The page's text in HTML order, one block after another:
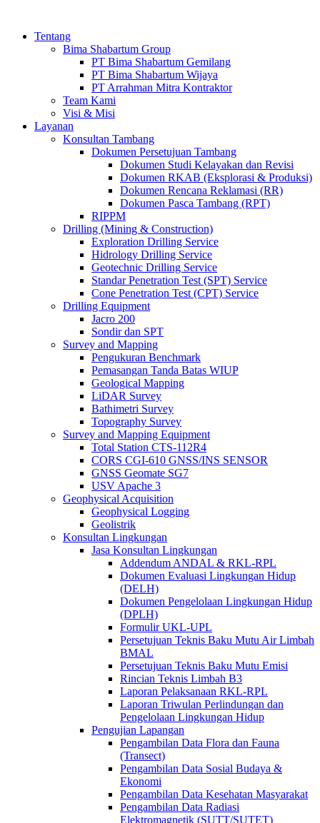
Tentang
Bima Shabartum Group
PT Bima Shabartum Gemilang
PT Bima Shabartum Wijaya
PT Arrahman Mitra Kontraktor
Team Kami
Visi & Misi
Layanan
Konsultan Tambang
Dokumen Persetujuan Tambang
Dokumen Studi Kelayakan dan Revisi
Dokumen RKAB (Eksplorasi & Produksi)
Dokumen Rencana Reklamasi (RR)
Dokumen Pasca Tambang (RPT)
RIPPM
Drilling (Mining & Construction)
Exploration Drilling Service
Hidrology Drilling Service
Geotechnic Drilling Service
Standar Penetration Test (SPT) Service
Cone Penetration Test (CPT) Service
Drilling Equipment
Jacro 200
Sondir dan SPT
Survey and Mapping
Pengukuran Benchmark
Pemasangan Tanda Batas WIUP
Geological Mapping
LiDAR Survey
Bathimetri Survey
Topography Survey
Survey and Mapping Equipment
Total Station CTS-112R4
CORS CGI-610 GNSS/INS SENSOR
GNSS Geomate SG7
USV Apache 3
Geophysical Acquisition
Geophysical Logging
Geolistrik
Konsultan Lingkungan
Jasa Konsultan Lingkungan
Addendum ANDAL & RKL-RPL
Dokumen Evaluasi Lingkungan Hidup
(DELH)
Dokumen Pengelolaan Lingkungan Hidup
(DPLH)
Formulir UKL-UPL
Persetujuan Teknis Baku Mutu Air Limbah
BMAL
Persetujuan Teknis Baku Mutu Emisi
Rincian Teknis Limbah B3
Laporan Pelaksanaan RKL-RPL
Laporan Triwulan Perlindungan dan
Pengelolaan Lingkungan Hidup
Pengujian Lapangan
Pengambilan Data Flora dan Fauna
(Transect)
Pengambilan Data Sosial Budaya &
Ekonomi
Pengambilan Data Kesehatan Masyarakat
Pengambilan Data Radiasi
Elektromagnetik (SUTT/SUTET)